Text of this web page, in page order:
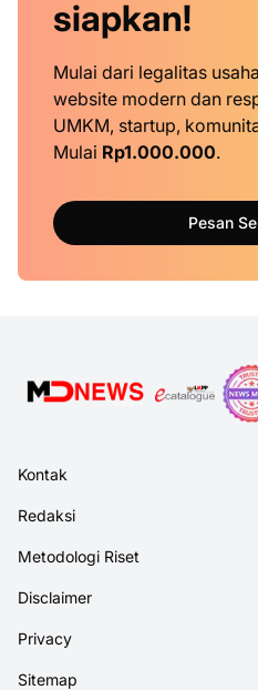
siapkan!
Mulai dari legalitas
website modern dan
UMKM, startup,
Mulai Rp1.000.000.
Pesan
Kontak
Redaksi
Metodologi Riset
Disclaimer
Privacy
Sitemap